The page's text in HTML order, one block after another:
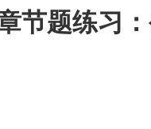
节题练习